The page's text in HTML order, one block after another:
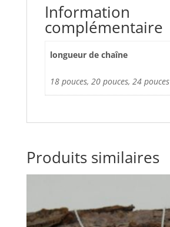
Information
complémentaire
longueur de chaîne
18 pouces, 20 pouces, 24 pouces
Produits similaires